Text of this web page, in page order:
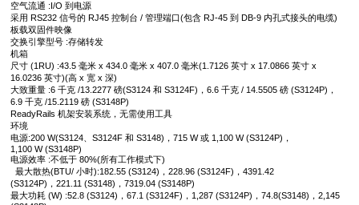
空气流通 :I/O 到电源
采用 RS232 信号的 RJ45 控制台 / 管理端口(包含 RJ-45 到 DB-9 内孔式接头的电缆)
板载双固件映像
交换引擎型号 :存储转发
机箱
尺寸 (1RU) :43.5 毫米 x 434.0 毫米 x 407.0 毫米(1.7126 英寸 x 17.0866 英寸 x
16.0236 英寸)(高 x 宽 x 深)
大致重量 :6 千克 /13.2277 磅(S3124 和 S3124F)，6.6 千克 / 14.5505 磅 (S3124P)，
6.9 千克 /15.2119 磅 (S3148P)
ReadyRails 机架安装系统，无需使用工具
环境
电源:200 W(S3124、S3124F 和 S3148)，715 W 或 1,100 W (S3124P)，
1,100 W (S3148P)
电源效率 :不低于 80%(所有工作模式下)
最大散热(BTU/ 小时):182.55 (S3124)，228.96 (S3124F)，4391.42
(S3124P)，221.11 (S3148)，7319.04 (S3148P)
最大功耗 (W) :52.8 (S3124)，67.1 (S3124F)，1,287 (S3124P)，74.8(S3148)，2,145